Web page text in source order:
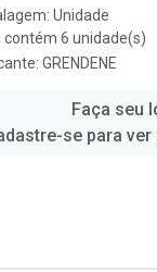
Unidade
contém 6 unidade(s)
GRENDENE
Faça seu
se para